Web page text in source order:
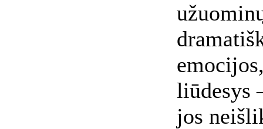
liūdesys
jos